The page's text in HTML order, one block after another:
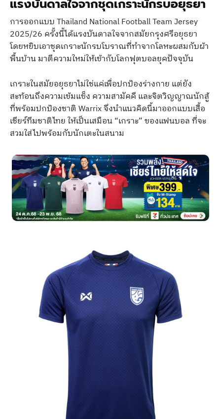
แรงบันดาลใจจากชุดเกราะนักรบอยุธยา
การออกแบบ Thailand National Football Team Jersey
2025/26 ครั้งนี้ได้แรงบันดาลใจจากสมัยกรุงศรีอยุธยา
โดยหยิบเอาชุดเกราะนักรบโบราณที่ทำจากโลหะผสมกับผ้า
พื้นบ้าน มาตีความใหม่ให้เข้ากับโลกฟุตบอลยุคปัจจุบัน
เกราะในสมัยอยุธยาไม่ใช่แค่เพื่อปกป้องร่างกาย แต่ยัง
สะท้อนถึงความเข้มแข็ง ความสามัคคี และจิตวิญญาณนักสู้
ที่พร้อมปกป้องชาติ Warrix จึงนำแนวคิดนี้มาออกแบบเสื้อ
เชียร์ทีมชาติไทย ให้เป็นเสมือน “เกราะ” ของแฟนบอล ที่จะ
สวมใส่ไปพร้อมกับนักเตะในสนาม